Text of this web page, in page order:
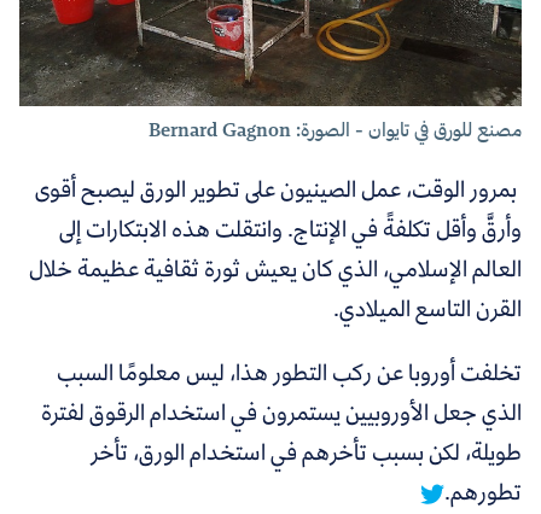
مصنع للورق في تايوان - الصورة: Bernard Gagnon
بمرور الوقت، عمل الصينيون على تطوير الورق ليصبح أقوى
وأرقَّ وأقل تكلفةً في الإنتاج. وانتقلت هذه الابتكارات إلى
العالم الإسلامي، الذي كان يعيش ثورة ثقافية عظيمة خلال
القرن التاسع الميلادي.
تخلفت أوروبا عن ركب التطور هذا،ليس معلومًا السبب
الذي جعل الأوروبيين يستمرون في استخدام الرقوق لفترة
طويلة، لكن بسبب تأخرهم في استخدام الورق، تأخر
تطورهم.